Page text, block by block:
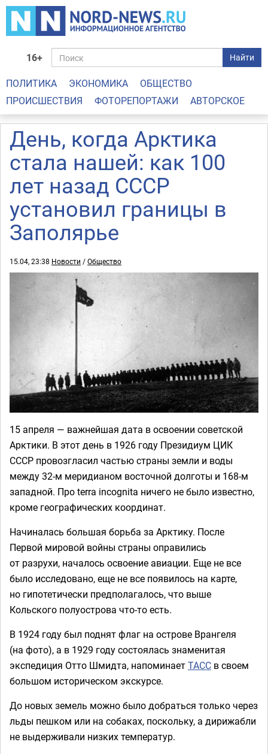
16+ Найти
ПОЛИТИКА ЭКОНОМИКА
ОБЩЕСТВО
ПРОИСШЕСТВИЯ
ФОТОРЕПОРТАЖИ АВТОРСКОЕ
День, когда Арктика
стала нашей: как 100
лет назад СССР
установил границы в
Заполярье
15.04, 23:38 Новости /Общество
15 апреля — важнейшая дата в освоении советской
Арктики. В этот день в 1926 году Президиум ЦИК
СССР провозгласил частью страны земли и воды
между 32-м меридианом восточной долготы и 168-м
западной. Про terra incognita ничего не было известно,
кроме географических координат.
Начиналась большая борьба за Арктику. После
Первой мировой войны страны оправились
от разрухи, началось освоение авиации. Еще не все
было исследовано, еще не все появилось на карте,
но гипотетически предполагалось, что выше
Кольского полуострова что-то есть.
В 1924 году был поднят флаг на острове Врангеля
(на фото), а в 1929 году состоялась знаменитая
экспедиция Отто Шмидта, напоминаетТАСС в своем
большом историческом экскурсе.
До новых земель можно было добраться только через
льды пешком или на собаках, поскольку, а дирижабли
не выдерживали низких температур.